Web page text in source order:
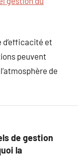
d’efficacité et
peuvent
de
de gestion
la